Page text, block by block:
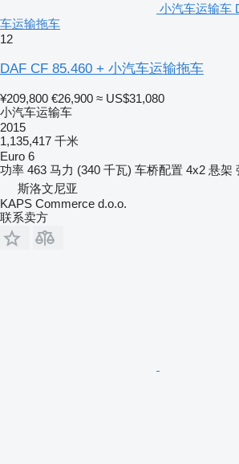
小汽车运输车
车运输拖车
12
DAF CF 85.460 + 小汽车运输拖车
¥209,800 €26,900 ≈ US$31,080
小汽车运输车
2015
1,135,417 千米
Euro 6
功率 463 马力 (340 千瓦) 车桥配置 4x2 悬架
斯洛文尼亚
KAPS Commerce d.o.o.
联系卖方